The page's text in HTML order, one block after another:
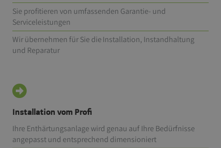
Sie profitieren von umfassenden Garantie- und
Serviceleistungen
Wir übernehmen für Sie die Installation, Instandhaltung
und Reparatur
Installation vom Profi
Ihre Enthärtungsanlage wird genau auf Ihre Bedürfnisse
angepasst und entsprechend dimensioniert